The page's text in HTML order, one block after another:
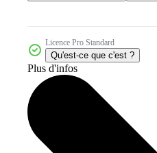
Licence Pro Standard
Qu'est-ce que c'est ?
Plus d'infos